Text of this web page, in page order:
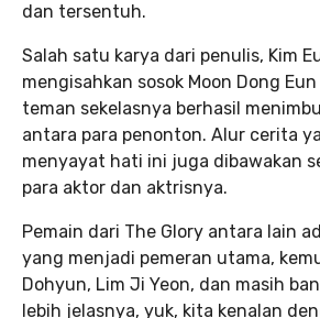
dan tersentuh.
Salah satu karya dari penulis, Kim
mengisahkan sosok Moon Dong
teman sekelasnya berhasil
antara para penonton. Alur cerita
menyayat hati ini juga dibawakan
para aktor dan aktrisnya.
Pemain dari The Glory antara lain
yang menjadi pemeran utama,
Dohyun, Lim Ji Yeon, dan masih
lebih jelasnya, yuk, kita kenalan